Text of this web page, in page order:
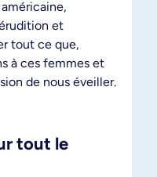
et
tout ce que,
à ces femmes et
de nous éveiller.
tout le